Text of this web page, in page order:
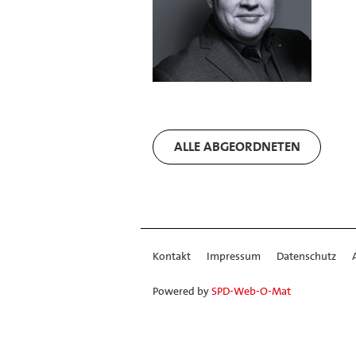
ALLE ABGEORDNETEN
Kontakt Impressum Datenschutz
Powered bySPD-Web-O-Mat